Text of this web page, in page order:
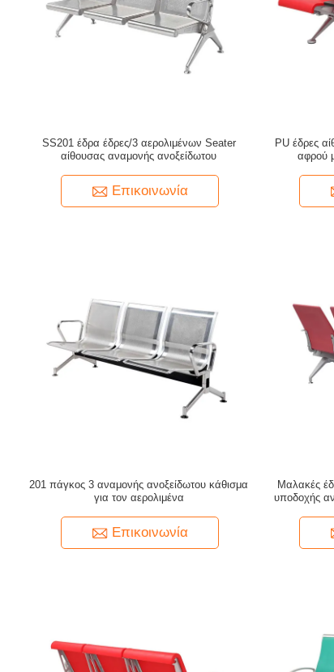
SS201 έδρα έδρες/3 αερολιμένων Seater
αίθουσας αναμονής ανοξείδωτου
Επικοινωνία
PU έδρες
αφρού
201 πάγκος 3 αναμονής ανοξείδωτου κάθισμα
για τον αερολιμένα
Επικοινωνία
Μαλακές
υποδοχής